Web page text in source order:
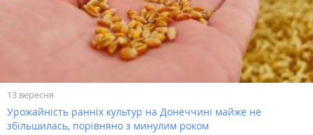
13 вересня
Урожайність ранніх культур на Донеччині майже не
збільшилась, порівняно з минулим роком